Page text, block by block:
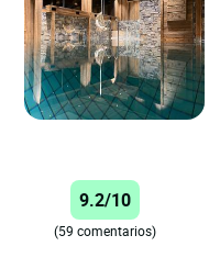
9.2/10
(59 comentarios)